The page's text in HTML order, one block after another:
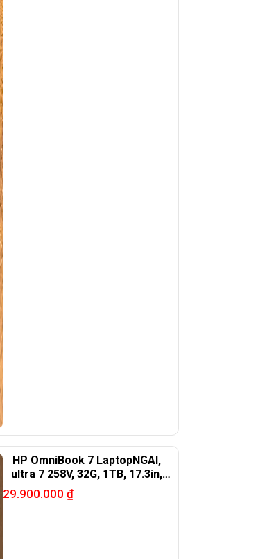
HP OmniBook 7 LaptopNGAI,
ultra 7 258V, 32G, 1TB, 17.3in,
RTX4050
29.900.000 ₫